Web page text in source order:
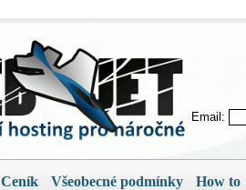
Email:
Ceník Všeobecné podmínky How to